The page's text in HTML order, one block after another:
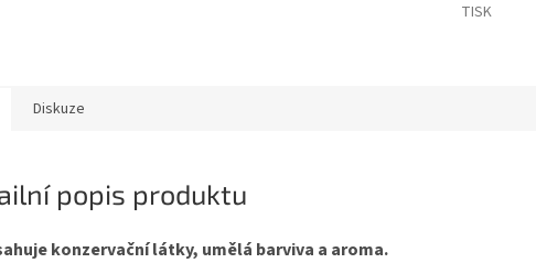
TISK
Diskuze
popis produktu
konzervační látky, umělá barviva a aroma.